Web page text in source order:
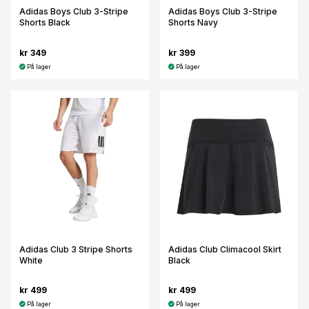
Adidas Boys Club 3-Stripe
Shorts Black
kr 349
På lager
Adidas Boys Club 3-Stripe
Shorts Navy
kr 399
På lager
Adidas Club 3 Stripe Shorts
White
kr 499
På lager
Adidas Club Climacool Skirt
Black
kr 499
På lager